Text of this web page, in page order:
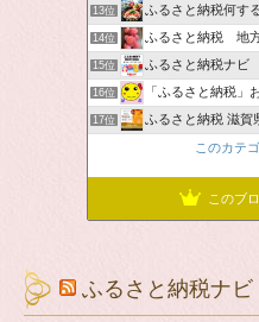
13位 ふるさと納税何す
14位 ふるさと納税 地方
15位 ふるさと納税ナビ
16位 「ふるさと納税」
17位
ふるさと納税 滋賀
このカテ
このブ
ふるさと納税ナビ